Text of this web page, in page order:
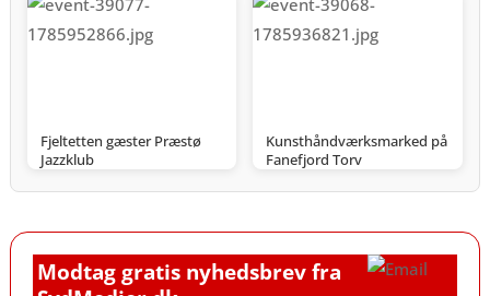
Fjeltetten gæster Præstø
Jazzklub
Kunsthåndværksmarked på
Fanefjord Torv
Modtag gratis nyhedsbrev fra